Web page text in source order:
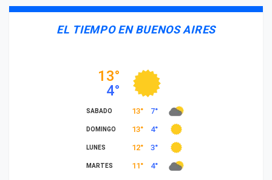
EL TIEMPO EN BUENOS AIRES